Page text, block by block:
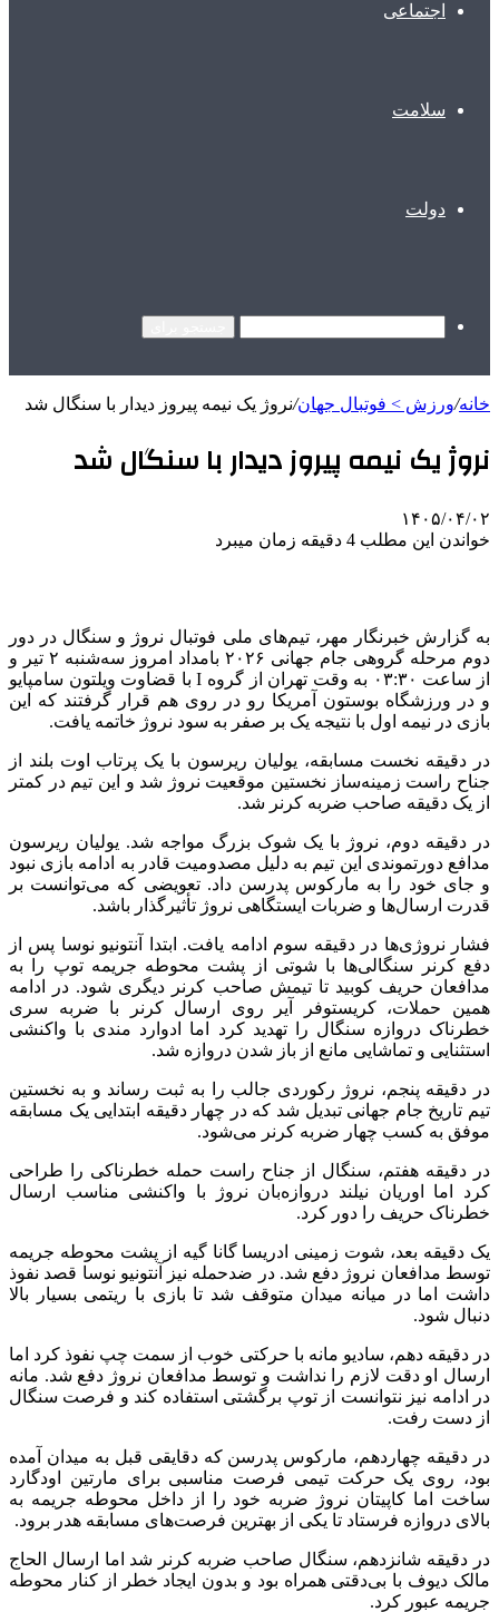
اجتماعی
سلامت
دولت
خانه/ورزش > فوتبال جهان/نروژ یک نیمه پیروز دیدار با سنگال شد
نروژ یک نیمه پیروز دیدار با سنگال شد
۱۴۰۵/۰۴/۰۲
خواندن این مطلب 4 دقیقه زمان میبرد
به گزارش خبرنگار مهر، تیم‌های ملی فوتبال نروژ و سنگال در دور
دوم مرحله گروهی جام جهانی ۲۰۲۶ بامداد امروز سه‌شنبه ۲ تیر و
از ساعت ۰۳:۳۰ به وقت تهران از گروه I با قضاوت ویلتون سامپایو
و در ورزشگاه بوستون آمریکا رو در روی هم قرار گرفتند که این
بازی در نیمه اول با نتیجه یک بر صفر به سود نروژ خاتمه یافت.
در دقیقه نخست مسابقه، یولیان ریرسون با یک پرتاب اوت بلند از
جناح راست زمینه‌ساز نخستین موقعیت نروژ شد و این تیم در کمتر
از یک دقیقه صاحب ضربه کرنر شد.
در دقیقه دوم، نروژ با یک شوک بزرگ مواجه شد. یولیان ریرسون
مدافع دورتموندی این تیم به دلیل مصدومیت قادر به ادامه بازی نبود
و جای خود را به مارکوس پدرسن داد. تعویضی که می‌توانست بر
قدرت ارسال‌ها و ضربات ایستگاهی نروژ تأثیرگذار باشد.
فشار نروژی‌ها در دقیقه سوم ادامه یافت. ابتدا آنتونیو نوسا پس از
دفع کرنر سنگالی‌ها با شوتی از پشت محوطه جریمه توپ را به
مدافعان حریف کوبید تا تیمش صاحب کرنر دیگری شود. در ادامه
همین حملات، کریستوفر آیر روی ارسال کرنر با ضربه سری
خطرناک دروازه سنگال را تهدید کرد اما ادوارد مندی با واکنشی
استثنایی و تماشایی مانع از باز شدن دروازه شد.
در دقیقه پنجم، نروژ رکوردی جالب را به ثبت رساند و به نخستین
تیم تاریخ جام جهانی تبدیل شد که در چهار دقیقه ابتدایی یک مسابقه
موفق به کسب چهار ضربه کرنر می‌شود.
در دقیقه هفتم، سنگال از جناح راست حمله خطرناکی را طراحی
کرد اما اوریان نیلند دروازه‌بان نروژ با واکنشی مناسب ارسال
خطرناک حریف را دور کرد.
یک دقیقه بعد، شوت زمینی ادریسا گانا گیه از پشت محوطه جریمه
توسط مدافعان نروژ دفع شد. در ضدحمله نیز آنتونیو نوسا قصد نفوذ
داشت اما در میانه میدان متوقف شد تا بازی با ریتمی بسیار بالا
دنبال شود.
در دقیقه دهم، سادیو مانه با حرکتی خوب از سمت چپ نفوذ کرد اما
ارسال او دقت لازم را نداشت و توسط مدافعان نروژ دفع شد. مانه
در ادامه نیز نتوانست از توپ برگشتی استفاده کند و فرصت سنگال
از دست رفت.
در دقیقه چهاردهم، مارکوس پدرسن که دقایقی قبل به میدان آمده
بود، روی یک حرکت تیمی فرصت مناسبی برای مارتین اودگارد
ساخت اما کاپیتان نروژ ضربه خود را از داخل محوطه جریمه به
بالای دروازه فرستاد تا یکی از بهترین فرصت‌های مسابقه هدر برود.
در دقیقه شانزدهم، سنگال صاحب ضربه کرنر شد اما ارسال الحاج
مالک دیوف با بی‌دقتی همراه بود و بدون ایجاد خطر از کنار محوطه
جریمه عبور کرد.